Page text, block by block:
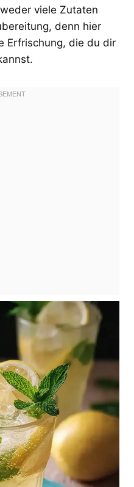
viele Zutaten
denn hier
Erfrischung, die du dir